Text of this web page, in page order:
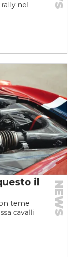
nel
il
teme
cavalli
NEWS